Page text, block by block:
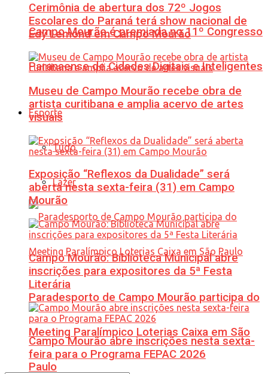
Campo Mourão é premiada no 11º Congresso
Paranaense de Cidades Digitais e Inteligentes
Esporte
Tudo
Lazer
Paradesporto de Campo Mourão participa do
Meeting Paralímpico Loterias Caixa em São
Paulo
Cerimônia de abertura dos 72º Jogos
Escolares do Paraná terá show nacional de
Edy Lemond em Campo Mourão
Museu de Campo Mourão recebe obra de
artista curitibana e amplia acervo de artes
visuais
Exposição “Reflexos da Dualidade” será
aberta nesta sexta-feira (31) em Campo
Mourão
Campo Mourão: Biblioteca Municipal abre
inscrições para expositores da 5ª Festa
Literária
Campo Mourão abre inscrições nesta sexta-
feira para o Programa FEPAC 2026